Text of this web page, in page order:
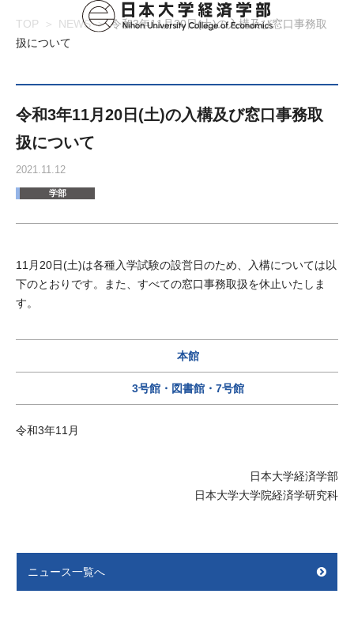
TOP NEWS
令和3年11月20日(土)の入構及び窓口事務取
扱について
令和3年11月20日(土)の入構及び窓口事務取
扱について
2021.11.12
学部
11月20日(土)は各種入学試験の設営日のため、入構については以
下のとおりです。また、すべての窓口事務取扱を休止いたしま
す。
本館
3号館・図書館・7号館
令和3年11月
日本大学経済学部
日本大学大学院経済学研究科
ニュース一覧へ